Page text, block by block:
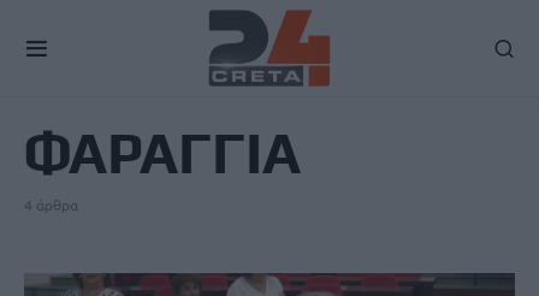
ΦΑΡΑΓΓΙΑ
4 άρθρα